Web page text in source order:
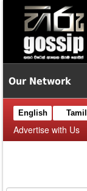
Our Network
English Tamil
Advertise with Us